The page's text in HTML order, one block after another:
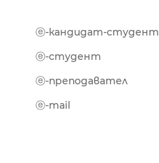
ⓔ-кандидат-студент
ⓔ-студент
ⓔ-преподавател
ⓔ-mail